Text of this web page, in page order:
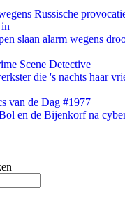
Russische
slaan alarm wegens
Scene Detective
die 's nachts haar
van de Dag #1977
en de Bijenkorf na